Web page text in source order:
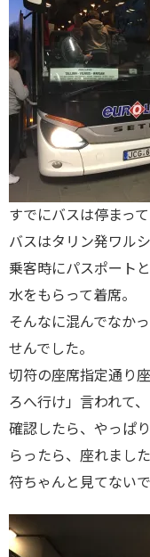
すでにバスは停まって
バスはタリン発ワル
乗客時にパスポート
水をもらって着席。
そんなに混んでなか
せんでした。
切符の座席指定通り
ろへ行け」言われて
確認したら、やっぱ
らったら、座れまし
符ちゃんと見てない